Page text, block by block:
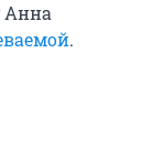
Анна
.